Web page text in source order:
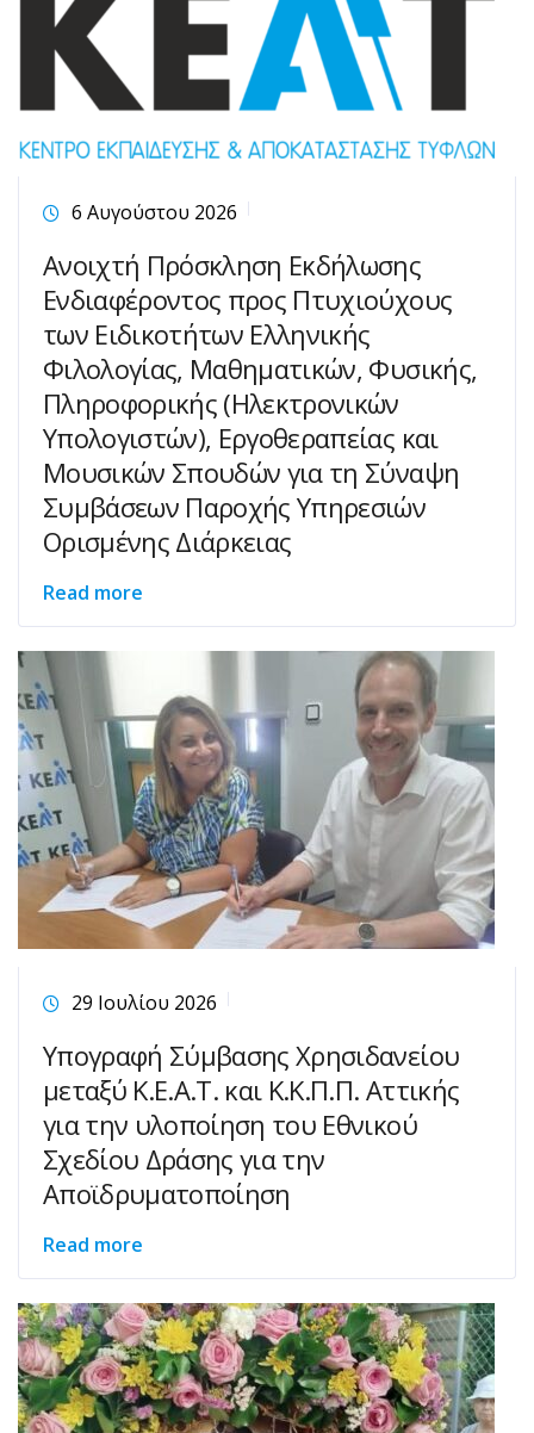
6 Αυγούστου 2026
Ανοιχτή Πρόσκληση Εκδήλωσης
Ενδιαφέροντος προς Πτυχιούχους
των Ειδικοτήτων Ελληνικής
Φιλολογίας, Μαθηματικών, Φυσικής,
Πληροφορικής (Ηλεκτρονικών
Υπολογιστών), Εργοθεραπείας και
Μουσικών Σπουδών για τη Σύναψη
Συμβάσεων Παροχής Υπηρεσιών
Ορισμένης Διάρκειας
Read more
29 Ιουλίου 2026
Υπογραφή Σύμβασης Χρησιδανείου
μεταξύ Κ.Ε.Α.Τ. και Κ.Κ.Π.Π. Αττικής
για την υλοποίηση του Εθνικού
Σχεδίου Δράσης για την
Αποϊδρυματοποίηση
Read more